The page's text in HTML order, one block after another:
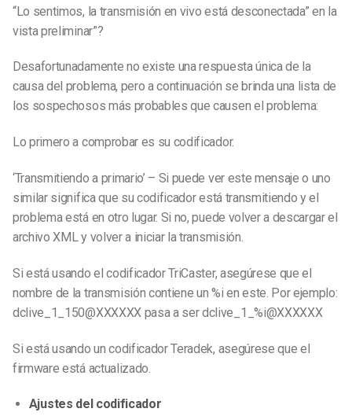
“Lo sentimos, la transmisión en vivo está desconectada” en la
vista preliminar”?
Desafortunadamente no existe una respuesta única de la
causa del problema, pero a continuación se brinda una lista de
los sospechosos más probables que causen el problema:
Lo primero a comprobar es su codificador.
‘Transmitiendo a primario’ – Si puede ver este mensaje o uno
similar significa que su codificador está transmitiendo y el
problema está en otro lugar. Si no, puede volver a descargar el
archivo XML y volver a iniciar la transmisión.
Si está usando el codificador TriCaster, asegúrese que el
nombre de la transmisión contiene un %i en este. Por ejemplo:
dclive_1_150@XXXXXX pasa a ser dclive_1_%i@XXXXXX
Si está usando un codificador Teradek, asegúrese que el
firmware está actualizado.
Ajustes del codificador